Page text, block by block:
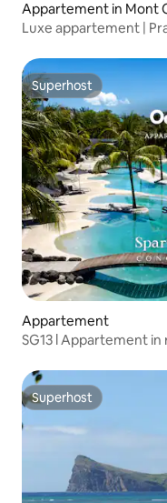
Appartement in Mont
Luxe appartement |
Superhost
Superhost
Appartement
SG13 l Appartement in
Superhost
Superhost